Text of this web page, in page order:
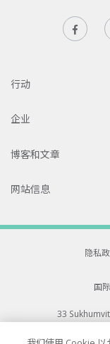
行动
企业
博客和文章
网站信息
隐私
国
33